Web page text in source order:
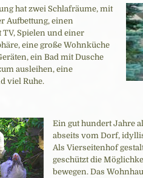
hat zwei Schlafräume, mit
Aufbettung, einen
Spielen und einer
eine große Wohnküche
ein Bad mit Dusche
ausleihen, eine
viel Ruhe.
Ein gut hundert Jahre
abseits vom Dorf,
Als Vierseitenhof
geschützt die
bewegen. Das